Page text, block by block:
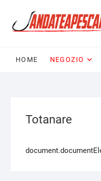
HOME NEGOZIO
Totanare